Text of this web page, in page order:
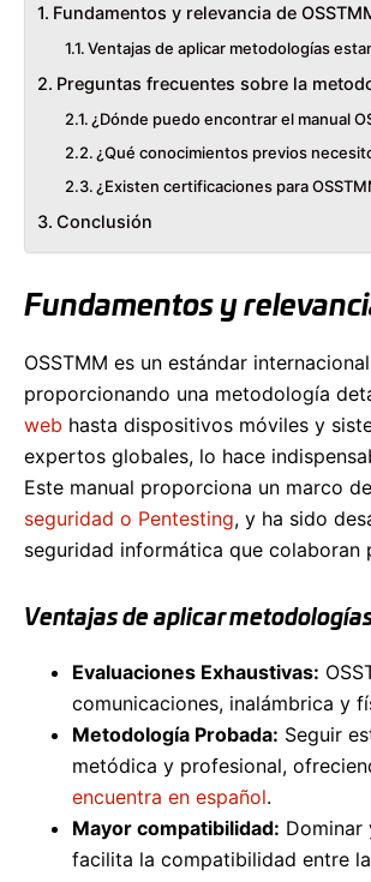
Fundamentos y relevancia de
Ventajas de aplicar metodologías
Preguntas frecuentes sobre la
¿Dónde puedo encontrar el manual
¿Qué conocimientos previos
¿Existen certificaciones para
Conclusión
Fundamentos y
OSSTMM es un estándar
proporcionando una metodología
web hasta dispositivos móviles y
expertos globales, lo hace
Este manual proporciona un marco
seguridad o Pentesting, y ha sido
seguridad informática que
Ventajas de aplicar
Evaluaciones Exhaustivas:
comunicaciones, inalámbrica y
Metodología Probada: Seguir
metódica y profesional,
encuentra en español.
Mayor compatibilidad: Dominar
facilita la compatibilidad entre